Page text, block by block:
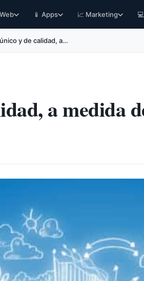
Web 📱 Apps 📈 Marketing
y de calidad, a…
a medida